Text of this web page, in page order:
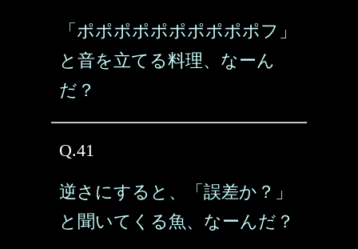
「ポポポポポポポポポポフ」
と音を立てる料理、なーん
だ？
Q.41
逆さにすると、「誤差か？」
と聞いてくる魚、なーんだ？